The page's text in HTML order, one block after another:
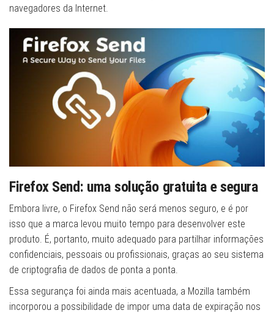
navegadores da Internet.
Firefox Send: uma solução gratuita e segura
Embora livre, o Firefox Send não será menos seguro, e é por
isso que a marca levou muito tempo para desenvolver este
produto. É, portanto, muito adequado para partilhar informações
confidenciais, pessoais ou profissionais, graças ao seu sistema
de criptografia de dados de ponta a ponta.
Essa segurança foi ainda mais acentuada, a Mozilla também
incorporou a possibilidade de impor uma data de expiração nos